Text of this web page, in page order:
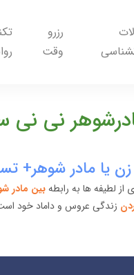
رزرو
وقت
نی نی
زن یا مادر شوهر+
لطیفه ها به رابطهبین مادر
زندگی عروس و داماد خود است